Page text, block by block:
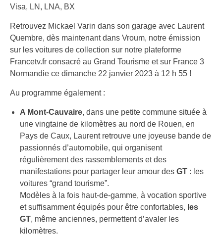
Visa, LN, LNA, BX
Retrouvez Mickael Varin dans son garage avec Laurent
Quembre, dès maintenant dans Vroum, notre émission
sur les voitures de collection sur notre plateforme
Francetv.fr consacré au Grand Tourisme et sur France 3
Normandie ce dimanche 22 janvier 2023 à 12 h 55 !
Au programme également :
A Mont-Cauvaire, dans une petite commune située à
une vingtaine de kilomètres au nord de Rouen, en
Pays de Caux, Laurent retrouve une joyeuse bande de
passionnés d’automobile, qui organisent
régulièrement des rassemblements et des
manifestations pour partager leur amour des GT : les
voitures “grand tourisme”.
Modèles à la fois haut-de-gamme, à vocation sportive
et suffisamment équipés pour être confortables, les
GT, même anciennes, permettent d’avaler les
kilomètres.